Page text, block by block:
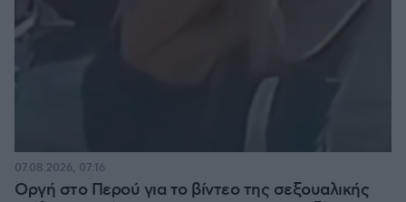
Οργή στο Περού για το βίντεο της σεξουαλικής
07.08.2026, 07:16